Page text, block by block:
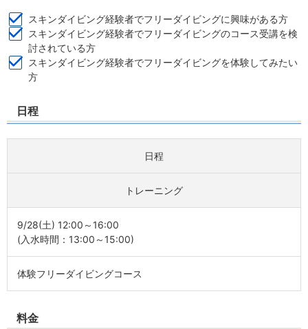
スキンダイビング経験者でフリーダイビングに興味がある方
スキンダイビング経験者でフリーダイビングのコース受講を検
討されている方
スキンダイビング経験者でフリーダイビングを体験してみたい
方
日程
日程
トレーニング
9/28(土) 12:00～16:00
(入水時間：13:00～15:00)
体験フリーダイビングコース
料金